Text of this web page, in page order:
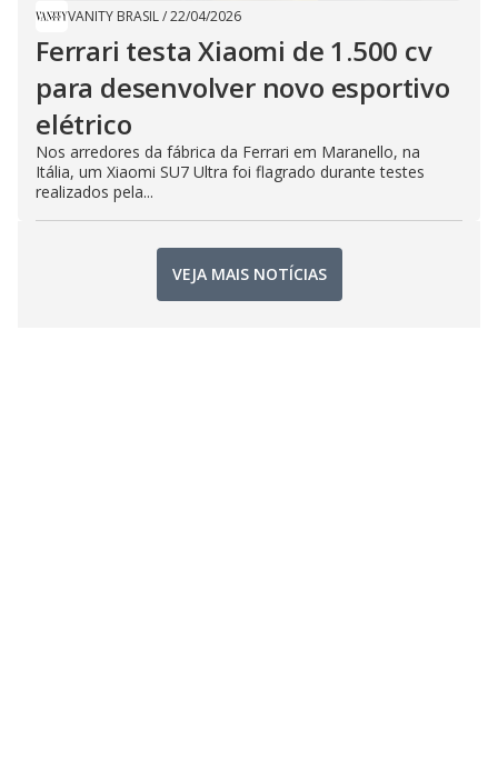
VANITY BRASIL/22/04/2026
Ferrari testa Xiaomi de 1.500 cv
para desenvolver novo esportivo
elétrico
Nos arredores da fábrica da Ferrari em Maranello, na
Itália, um Xiaomi SU7 Ultra foi flagrado durante testes
realizados pela...
VEJA MAIS NOTÍCIAS